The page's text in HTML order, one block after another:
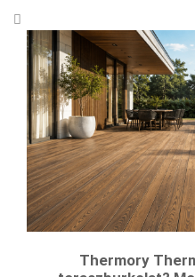
Thermory